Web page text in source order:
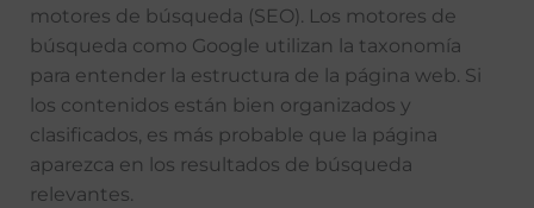
motores de búsqueda (SEO). Los motores de
búsqueda como Google utilizan la taxonomía
para entender la estructura de la página web. Si
los contenidos están bien organizados y
clasificados, es más probable que la página
aparezca en los resultados de búsqueda
relevantes.